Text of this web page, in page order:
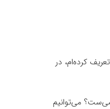
کرده‌ام، در
می‌توانیم